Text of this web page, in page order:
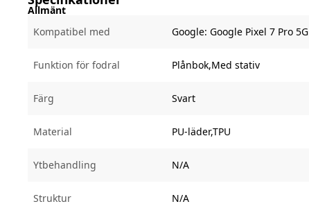
Allmänt
Kompatibel med
Google: Google Pixel 7 Pro 5G
Funktion för fodral Plånbok,Med stativ
Färg Svart
Material PU-läder,TPU
Ytbehandling N/A
Struktur
N/A